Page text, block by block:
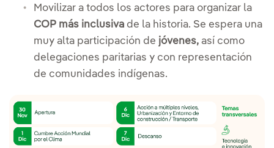
Movilizar a todos los actores para organizar la
COP más inclusiva de la historia. Se espera una
muy alta participación de jóvenes, así como
delegaciones paritarias y con representación
de comunidades indígenas.